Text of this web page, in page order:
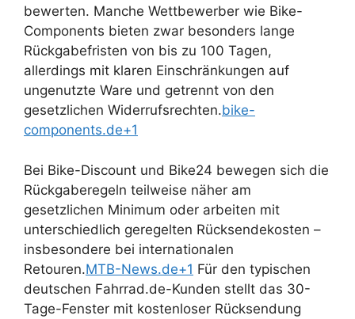
bewerten. Manche Wettbewerber wie Bike-
Components bieten zwar besonders lange
Rückgabefristen von bis zu 100 Tagen,
allerdings mit klaren Einschränkungen auf
ungenutzte Ware und getrennt von den
gesetzlichen Widerrufsrechten.bike-
components.de+1
Bei Bike-Discount und Bike24 bewegen sich die
Rückgaberegeln teilweise näher am
gesetzlichen Minimum oder arbeiten mit
unterschiedlich geregelten Rücksendekosten –
insbesondere bei internationalen
Retouren.MTB-News.de+1 Für den typischen
deutschen Fahrrad.de-Kunden stellt das 30-
Tage-Fenster mit kostenloser Rücksendung